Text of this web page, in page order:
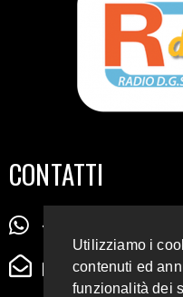
CONTATTI
+39 345 72 72
Utilizziamo i
contenuti ed
funzionalità dei